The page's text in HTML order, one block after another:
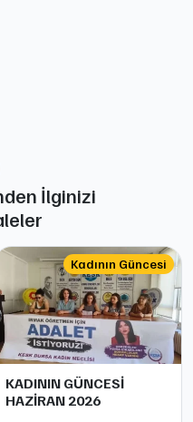
İlginizi
Kadının Güncesi
KADININ GÜNCESİ
HAZİRAN 2026